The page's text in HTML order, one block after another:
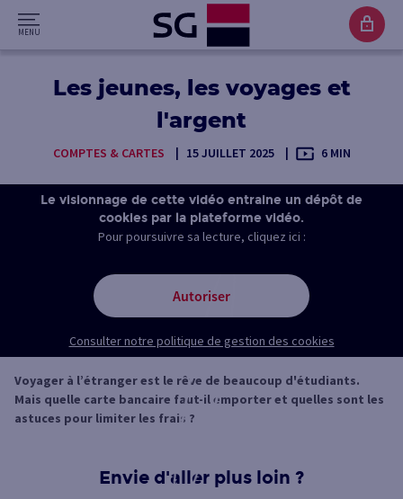
Les jeunes, les voyages et
l'argent
COMPTES & CARTES 15 JUILLET 2025 6 MIN
Le visionnage de cette vidéo entraine un dépôt de
cookies par la plateforme vidéo.
Pour poursuivre sa lecture, cliquez ici :
Autoriser
Consulter notre politique de gestion des cookies
Voyager à l’étranger est le rêve de beaucoup d'étudiants.
Mais quelle carte bancaire faut-il emporter et quelles sont les
astuces pour limiter les frais ?
Envie d'aller plus loin ?